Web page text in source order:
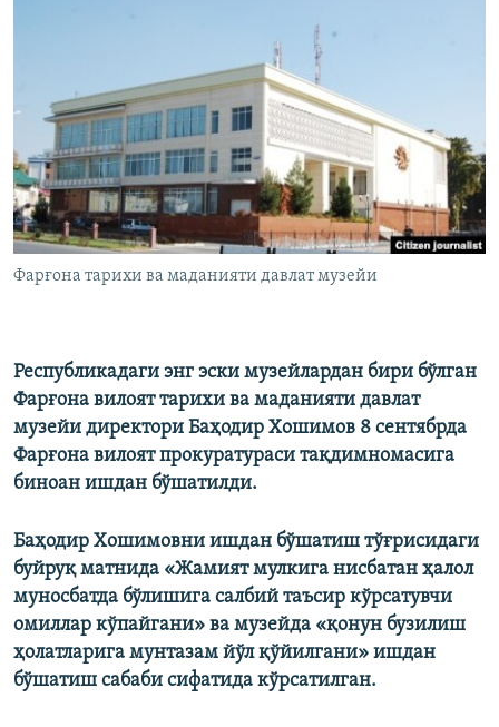
Фарғона тарихи ва маданияти давлат музейи
Республикадаги энг эски музейлардан бири бўлган
Фарғона вилоят тарихи ва маданияти давлат
музейи директори Баҳодир Хошимов 8 сентябрда
Фарғона вилоят прокуратураси тақдимномасига
биноан ишдан бўшатилди.
Баҳодир Хошимовни ишдан бўшатиш тўғрисидаги
буйруқ матнида «Жамият мулкига нисбатан ҳалол
муносбатда бўлишига салбий таъсир кўрсатувчи
омиллар кўпайгани» ва музейда «қонун бузилиш
ҳолатларига мунтазам йўл қўйилгани» ишдан
бўшатиш сабаби сифатида кўрсатилган.